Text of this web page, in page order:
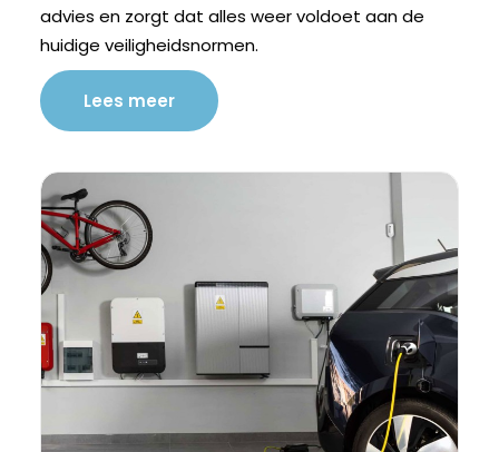
advies en zorgt dat alles weer voldoet aan de
huidige veiligheidsnormen.
Lees meer